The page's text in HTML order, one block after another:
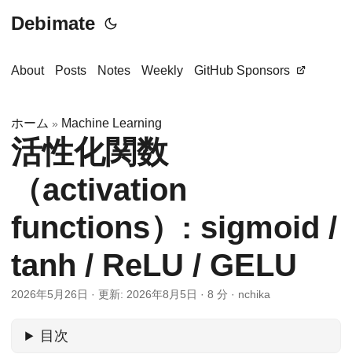
Debimate
About Posts Notes Weekly GitHub Sponsors
ホーム » Machine Learning
活性化関数
（activation
functions）: sigmoid /
tanh / ReLU / GELU
2026年5月26日 · 更新: 2026年8月5日 · 8 分 · nchika
目次